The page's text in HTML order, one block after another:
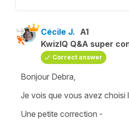
Cécile J. A1
KwizIQ Q&A super
Correct answer
Bonjour Debra,
Je vois que vous avez choisi
Une petite correction -